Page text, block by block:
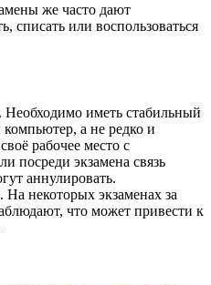
же часто дают
списать или воспользоваться
Необходимо иметь стабильный
а не редко и
рабочее место с
посреди экзамена связь
аннулировать.
некоторых экзаменах за
что может привести к